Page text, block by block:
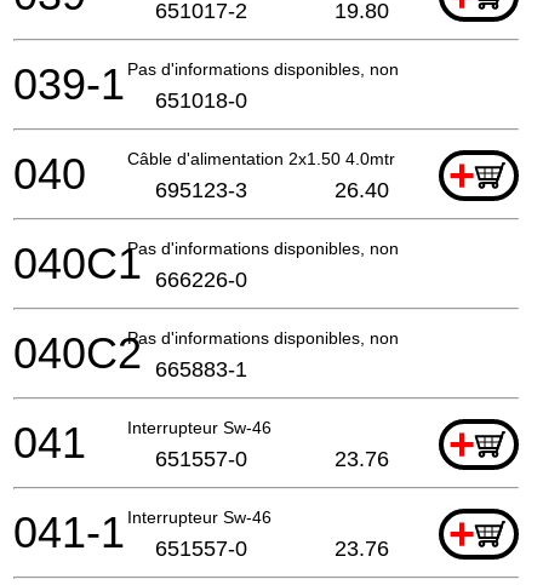
651017-2 19.80
Pas d'informations disponibles, non commandable
039-1 651018-0
Câble d'alimentation 2x1.50 4.0mtr +
040 695123-3 26.40
Pas d'informations disponibles, non commandable
040C1 666226-0
Pas d'informations disponibles, non commandable
040C2 665883-1
Interrupteur Sw-46 +
041 651557-0 23.76
Interrupteur Sw-46 +
041-1 651557-0 23.76